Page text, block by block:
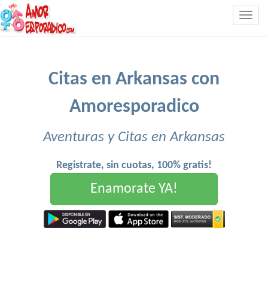
Citas en Arkansas con
Amoresporadico
Aventuras y Citas en Arkansas
Registrate, sin cuotas, 100% gratis!
Enamorate YA!